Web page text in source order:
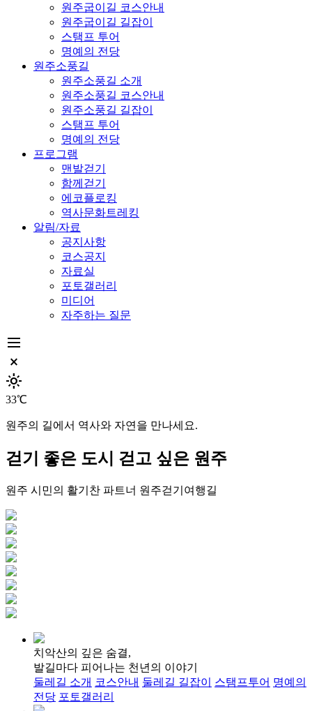
원주굽이길 코스안내
원주굽이길 길잡이
스탬프 투어
명예의 전당
원주소풍길
원주소풍길 소개
원주소풍길 코스안내
원주소풍길 길잡이
스탬프 투어
명예의 전당
프로그램
맨발걷기
함께걷기
에코플로킹
역사문화트레킹
알림/자료
공지사항
코스공지
자료실
포토갤러리
미디어
자주하는 질문
dehaze
close_small
light_mode
33℃
원주의 길에서 역사와 자연을 만나세요.
걷기 좋은 도시 걷고 싶은 원주
원주 시민의 활기찬 파트너 원주걷기여행길
치악산의 깊은 숨결,
발길마다 피어나는 천년의 이야기
둘레길 소개 코스안내 둘레길 길잡이 스탬프투어 명예의
전당 포토갤러리